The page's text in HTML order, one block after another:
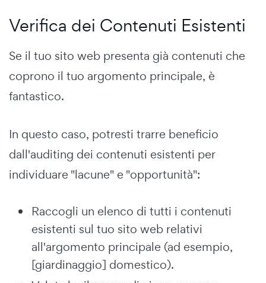
Verifica dei Contenuti Esistenti
Se il tuo sito web presenta già contenuti che
coprono il tuo argomento principale, è
fantastico.
In questo caso, potresti trarre beneficio
dall'auditing dei contenuti esistenti per
individuare "lacune" e "opportunità":
Raccogli un elenco di tutti i contenuti
esistenti sul tuo sito web relativi
all'argomento principale (ad esempio,
[giardinaggio] domestico).